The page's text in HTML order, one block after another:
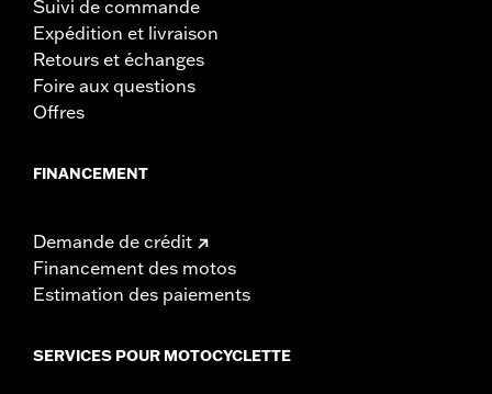
Suivi de commande
Expédition et livraison
Retours et échanges
Foire aux questions
Offres
FINANCEMENT
Demande de crédit
Financement des motos
Estimation des paiements
SERVICES POUR MOTOCYCLETTE